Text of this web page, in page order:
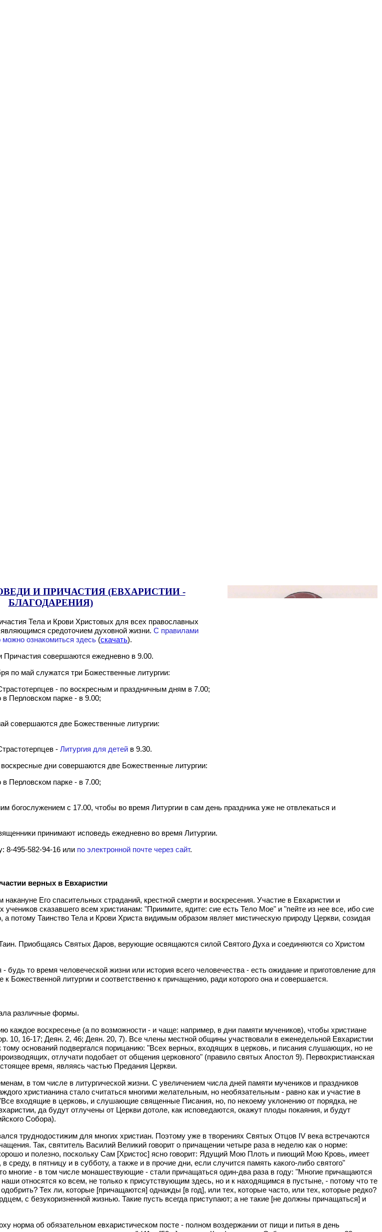
И ПРИЧАСТИЯ (ЕВХАРИСТИИ -
БЛАГОДАРЕНИЯ)
Тела и Крови Христовых для всех православных
средоточием духовной жизни. С правилами
ознакомиться здесь (скачать).
совершаются ежедневно в 9.00.
по май служатся три Божественные литургии:
- по воскресным и праздничным дням в 7.00;
Перловском парке - в 9.00;
совершаются две Божественные литургии:
- Литургия для детей в 9.30.
дни совершаются две Божественные литургии:
Перловском парке - в 7.00;
богослужением с 17.00, чтобы во время Литургии в сам день праздника уже не отвлекаться и
принимают исповедь ежедневно во время Литургии.
8-495-582-94-16 или по электронной почте через сайт.
верных в Евхаристии
Его спасительных страданий, крестной смерти и воскресения. Участие в Евхаристии и
сказавшего всем христианам: "Приимите, ядите: сие есть Тело Мое" и "пейте из нее все, ибо сие
потому Таинство Тела и Крови Христа видимым образом являет мистическую природу Церкви, созидая
Приобщаясь Святых Даров, верующие освящаются силой Святого Духа и соединяются со Христом
то время человеческой жизни или история всего человечества - есть ожидание и приготовление для
Божественной литургии и соответственно к причащению, ради которого она и совершается.
различные формы.
каждое воскресенье (а по возможности - и чаще: например, в дни памяти мучеников), чтобы христиане
10, 16-17; Деян. 2, 46; Деян. 20, 7). Все члены местной общины участвовали в еженедельной Евхаристии
оснований подвергался порицанию: "Всех верных, входящих в церковь, и писания слушающих, но не
отлучати подобает от общения церковного" (правило святых Апостол 9). Первохристианская
время, являясь частью Предания Церкви.
в том числе в литургической жизни. С увеличением числа дней памяти мучеников и праздников
христианина стало считаться многими желательным, но необязательным - равно как и участие в
входящие в церковь, и слушающие священные Писания, но, по некоему уклонению от порядка, не
да будут отлучены от Церкви дотоле, как исповедаются, окажут плоды покаяния, и будут
Собора).
труднодостижим для многих христиан. Поэтому уже в творениях Святых Отцов IV века встречаются
Так, святитель Василий Великий говорит о причащении четыре раза в неделю как о норме:
и полезно, поскольку Сам [Христос] ясно говорит: Ядущий Мою Плоть и пиющий Мою Кровь, имеет
в пятницу и в субботу, а также и в прочие дни, если случится память какого-либо святого"
многие - в том числе монашествующие - стали причащаться один-два раза в году: "Многие причащаются
относятся ко всем, не только к присутствующим здесь, но и к находящимся в пустыне, - потому что те
Тех ли, которые [причащаются] однажды [в год], или тех, которые часто, или тех, которые редко?
с безукоризненной жизнью. Такие пусть всегда приступают; а не такие [не должны причащаться] и
норма об обязательном евхаристическом посте - полном воздержании от пищи и питья в день